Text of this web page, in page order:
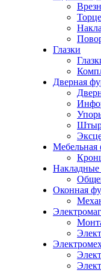
Глазки
Дверная
Мебельная
Накладные
Оконная